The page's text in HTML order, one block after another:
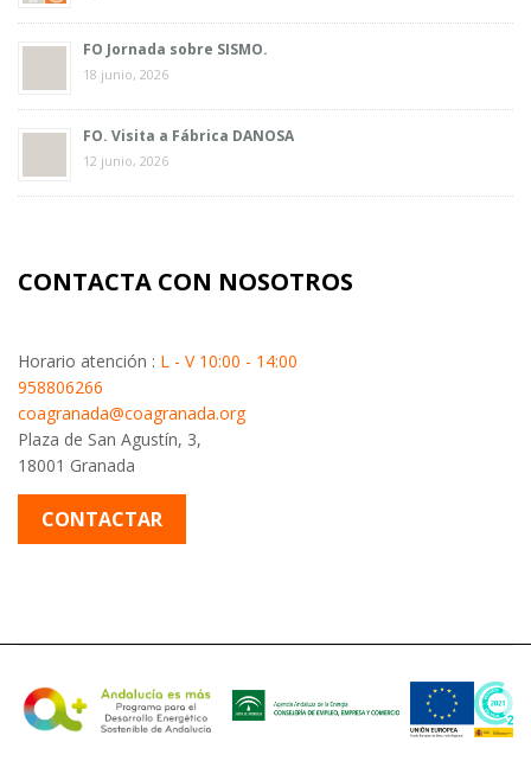
FO Jornada sobre SISMO.
18 junio, 2026
FO. Visita a Fábrica DANOSA
12 junio, 2026
CONTACTA CON NOSOTROS
Horario atención : L - V 10:00 - 14:00
958806266
coagranada@coagranada.org
Plaza de San Agustín, 3,
18001 Granada
CONTACTAR